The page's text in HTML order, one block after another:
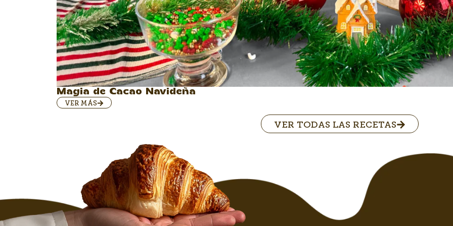
Magia de Cacao Navideña
VER MÁS
VER TODAS LAS RECETAS